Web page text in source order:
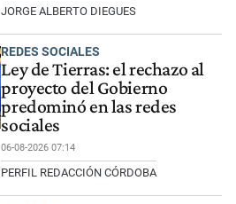
JORGE ALBERTO DIEGUES
REDES SOCIALES
Ley de Tierras: el rechazo al
proyecto del Gobierno
predominó en las redes
sociales
06-08-2026 07:14
PERFIL REDACCIÓN CÓRDOBA